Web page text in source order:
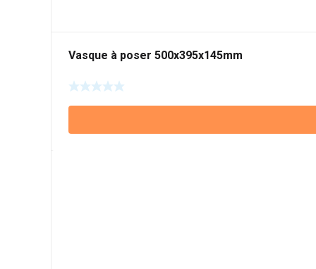
Vasque à poser 500x395x145mm